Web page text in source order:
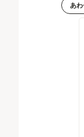
あ